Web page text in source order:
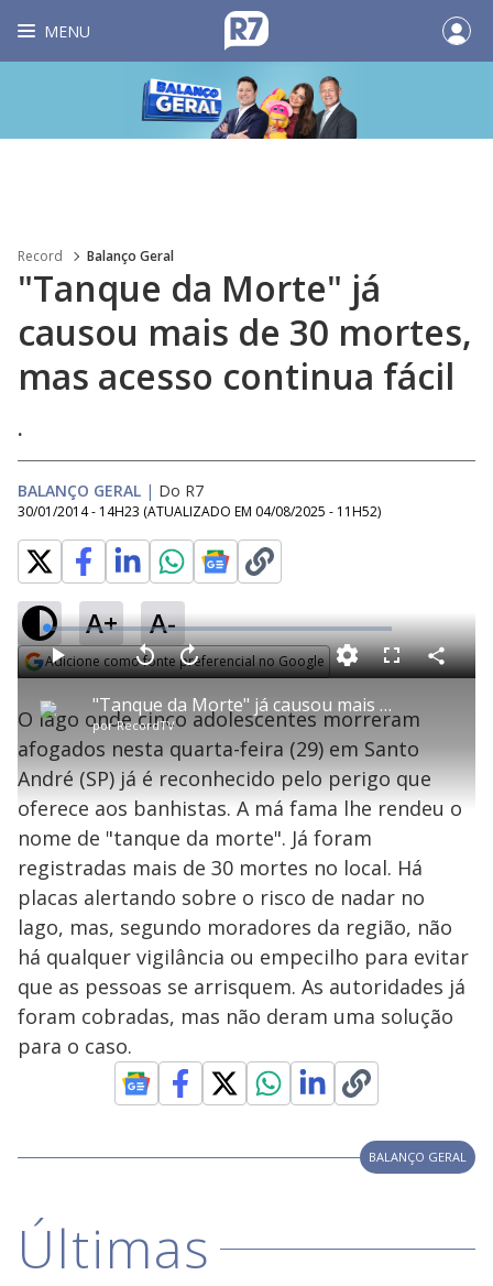
MENU
Record Balanço Geral
"Tanque da Morte" já
causou mais de 30 mortes,
mas acesso continua fácil
.
BALANÇO GERAL | Do R7
30/01/2014 - 14H23 (ATUALIZADO EM 04/08/2025 - 11H52)
A+ A-
Adicione como fonte preferencial no Google
P
l
a
y
V
i
d
e
o
"Tanque da Morte" já causou mais de 30 mortes, mas acesso continua fácil
porRecordTV
P V
t
a
r
1
0
e
g
n
d
s
A
n
ç
a
1
s
e
u
n
o
s
M
u
d
o
L
o
a
d
e
:
1
.
3
0
%
F
s
c
e
n
C
o
O lago onde cinco adolescentes morreram
afogados nesta quarta-feira (29) em Santo
André (SP) já é reconhecido pelo perigo que
oferece aos banhistas. A má fama lhe rendeu o
nome de "tanque da morte". Já foram
registradas mais de 30 mortes no local. Há
placas alertando sobre o risco de nadar no
lago, mas, segundo moradores da região, não
há qualquer vigilância ou empecilho para evitar
que as pessoas se arrisquem. As autoridades já
foram cobradas, mas não deram uma solução
para o caso.
BALANÇO GERAL
Últimas